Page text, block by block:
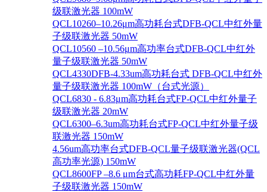
级联激光器 100mW
QCL10260–10.26μm高功耗台式DFB-QCL中红外量
子级联激光器 50mW
QCL10560 –10.56μm高功率台式DFB-QCL中红外
量子级联激光器 50mW
QCL4330DFB-4.33um高功耗台式 DFB-QCL中红外
量子级联激光器 100mW（台式光源）
QCL6830 - 6.83μm高功耗台式FP-QCL中红外量子
级联激光器 20mW
QCL6300–6.3um高功耗台式FP-QCL中红外量子级
联激光器 150mW
4.56um高功率台式DFB-QCL量子级联激光器(QCL
高功率光源) 150mW
QCL8600FP –8.6 μm台式高功耗FP-QCL中红外量
子级联激光器 150mW